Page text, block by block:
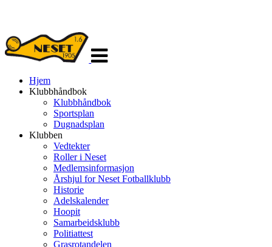
navigasjon
Hjem
Klubbhåndbok
Klubbhåndbok
Sportsplan
Dugnadsplan
Klubben
Vedtekter
Roller i Neset
Medlemsinformasjon
Årshjul for Neset Fotballklubb
Historie
Adelskalender
Hoopit
Samarbeidsklubb
Politiattest
Grasrotandelen